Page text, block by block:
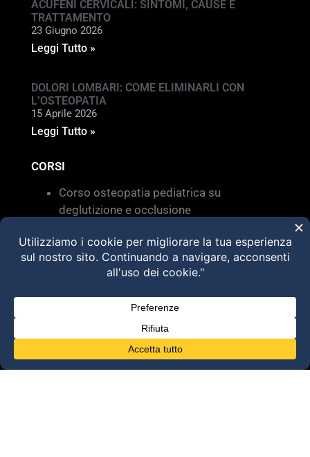
ACUFENI CERVICALI: SINTOMI, CAUSE E
TRATTAMENTO
23 Giugno 2026
Leggi Tutto »
DOLORI LOMBARI: COME ELIMINARLI CON
L’OSTEOPATIA
15 Aprile 2026
Leggi Tutto »
CORSI
Corso osteopatia pediatrica su
deglutizione e occlusione
disfunzioni dei sistemi di movimento –
Torino 28 MARZO 2026
HVLA – Moduli Clinici – 2026
@2025 Dott. Alessandro Carollo – All rights